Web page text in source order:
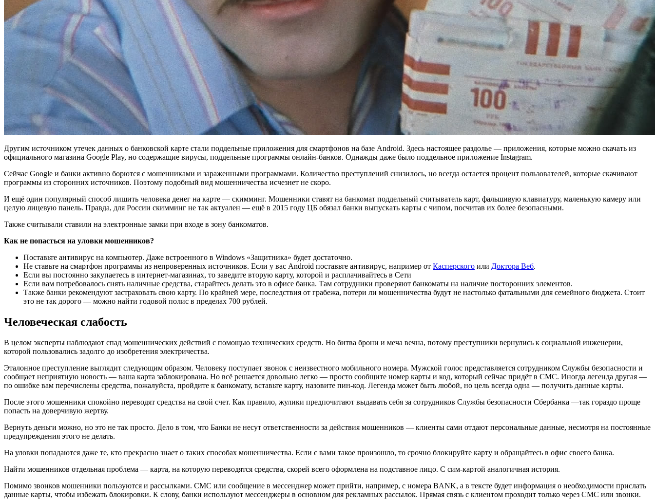
Другим источником утечек данных о банковской карте стали поддельные приложения для смартфонов на базе Android. Здесь настоящее раздолье — приложения, которые можно скачать из
официального магазина Google Play, но содержащие вирусы, поддельные программы онлайн-банков. Однажды даже было поддельное приложение Instagram.
Сейчас Google и банки активно борются с мошенниками и зараженными программами. Количество преступлений снизилось, но всегда остается процент пользователей, которые скачивают
программы из сторонних источников. Поэтому подобный вид мошенничества исчезнет не скоро.
И ещё один популярный способ лишить человека денег на карте — скимминг. Мошенники ставят на банкомат поддельный считыватель карт, фальшивую клавиатуру, маленькую камеру или
целую лицевую панель. Правда, для России скимминг не так актуален — ещё в 2015 году ЦБ обязал банки выпускать карты с чипом, посчитав их более безопасными.
Также считывали ставили на электронные замки при входе в зону банкоматов.
Как не попасться на уловки мошенников?
Поставьте антивирус на компьютер. Даже встроенного в Windows «Защитника» будет достаточно.
Не ставьте на смартфон программы из непроверенных источников. Если у вас Android поставьте антивирус, например от Касперского или Доктора Веб.
Если вы постоянно закупаетесь в интернет-магазинах, то заведите вторую карту, которой и расплачивайтесь в Сети
Если вам потребовалось снять наличные средства, старайтесь делать это в офисе банка. Там сотрудники проверяют банкоматы на наличие посторонних элементов.
Также банки рекомендуют застраховать свою карту. По крайней мере, последствия от грабежа, потери ли мошенничества будут не настолько фатальными для семейного бюджета. Стоит
это не так дорого — можно найти годовой полис в пределах 700 рублей.
Человеческая слабость
В целом эксперты наблюдают спад мошеннических действий с помощью технических средств. Но битва брони и меча вечна, потому преступники вернулись к социальной инженерии,
которой пользовались задолго до изобретения электричества.
Эталонное преступление выглядит следующим образом. Человеку поступает звонок с неизвестного мобильного номера. Мужской голос представляется сотрудником Службы безопасности и
сообщает неприятную новость — ваша карта заблокирована. Но всё решается довольно легко — просто сообщите номер карты и код, который сейчас придёт в СМС. Иногда легенда другая —
по ошибке вам перечислены средства, пожалуйста, пройдите к банкомату, вставьте карту, назовите пин-код. Легенда может быть любой, но цель всегда одна — получить данные карты.
После этого мошенники спокойно переводят средства на свой счет. Как правило, жулики предпочитают выдавать себя за сотрудников Службы безопасности Сбербанка —так гораздо проще
попасть на доверчивую жертву.
Вернуть деньги можно, но это не так просто. Дело в том, что Банки не несут ответственности за действия мошенников — клиенты сами отдают персональные данные, несмотря на постоянные
предупреждения этого не делать.
На уловки попадаются даже те, кто прекрасно знает о таких способах мошенничества. Если с вами такое произошло, то срочно блокируйте карту и обращайтесь в офис своего банка.
Найти мошенников отдельная проблема — карта, на которую переводятся средства, скорей всего оформлена на подставное лицо. С сим-картой аналогичная история.
Помимо звонков мошенники пользуются и рассылками. СМС или сообщение в мессенджер может прийти, например, с номера BANK, а в тексте будет информация о необходимости прислать
данные карты, чтобы избежать блокировки. К слову, банки используют мессенджеры в основном для рекламных рассылок. Прямая связь с клиентом проходит только через СМС или звонки.